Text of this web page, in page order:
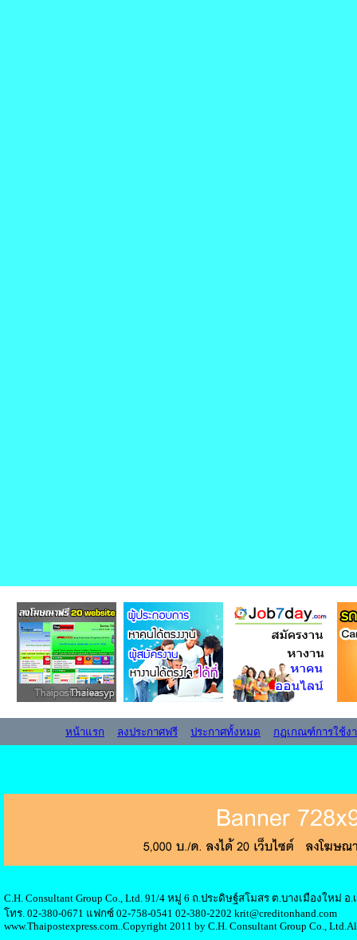
หน้าแรก ลงประกาศฟรี ประกาศทั้งหมด กฏเกณฑ์การใช้ง
C.H. Consultant Group Co., Ltd. 91/4 หมู่ 6 ถ.ประดิษฐ์สโมสร ต.บางเมืองใหม่ อ
โทร. 02-380-0671 แฟกซ์ 02-758-0541 02-380-2202 krit@creditonhand.com
www.Thaipostexpress.com..Copyright 2011 by C.H. Consultant Group Co.,